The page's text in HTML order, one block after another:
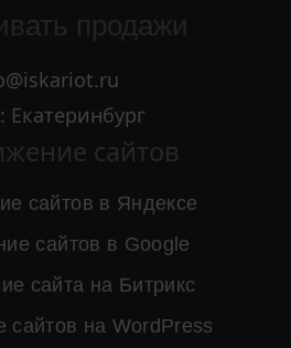
продажи
Екатеринбург
сайтов
сайтов в Яндексе
сайтов в Google
сайта на Битрикс
сайтов на WordPress